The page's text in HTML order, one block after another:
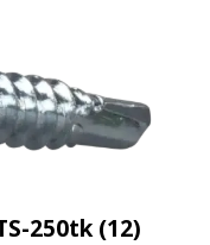
250tk (12)